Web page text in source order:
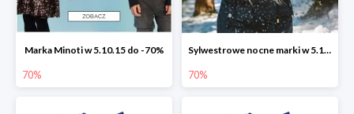
Marka Minoti w 5.10.15 do -70%
70%
Sylwestrowe nocne marki w 5.10.15 do -70%
70%